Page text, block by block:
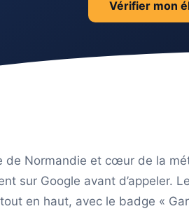
Vérifier mon
de Normandie et cœur de la
sur Google avant d’appeler.
en haut, avec le badge «